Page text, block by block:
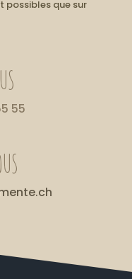
possibles que sur
55